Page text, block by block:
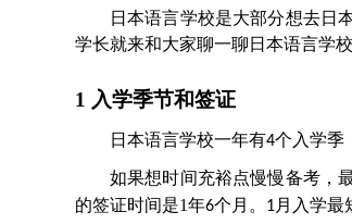
日本语言学校是大部分想去日
学长就来和大家聊一聊日本语言学
1 入学季节和签证
日本语言学校一年有4个入学季
如果想时间充裕点慢慢备考，
的签证时间是1年6个月。 1月入学最